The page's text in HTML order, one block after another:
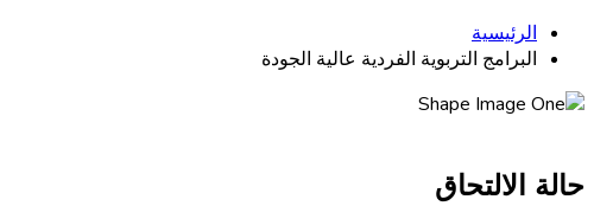
الرئيسية
البرامج التربوية الفردية عالية الجودة
حالة الالتحاق